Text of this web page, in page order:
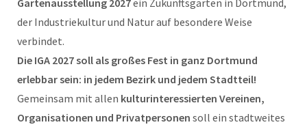
Gartenausstellung 2027ein Zukunftsgarten in Dortmund,
der Industriekultur und Natur auf besondere Weise
verbindet.
Die IGA 2027 soll als großes Fest in ganz Dortmund
erlebbar sein: in jedem Bezirk und jedem Stadtteil!
Gemeinsam mit allen kulturinteressierten Vereinen,
Organisationen und Privatpersonen soll ein stadtweites